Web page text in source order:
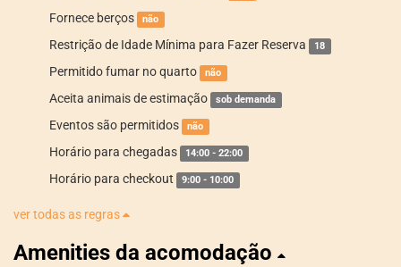
Fornece berços não
Restrição de Idade Mínima para Fazer Reserva 18
Permitido fumar no quarto não
Aceita animais de estimação sob demanda
Eventos são permitidos não
Horário para chegadas 14:00 - 22:00
Horário para checkout 9:00 - 10:00
ver todas as regras
Amenities da acomodação